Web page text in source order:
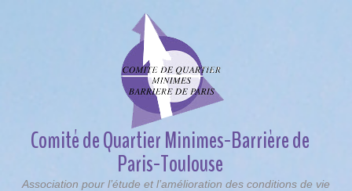
Comité de Quartier Minimes-Barrière de
Paris-Toulouse
Association pour l’étude et l’amélioration des conditions de vie